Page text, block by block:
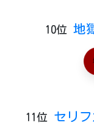
10位 地
11位 セリ